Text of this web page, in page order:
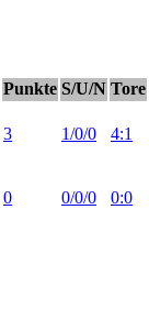
Punkte S/U/N Tore
3 1/0/0 4:1
0 0/0/0 0:0